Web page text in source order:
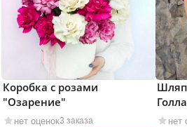
нет оценок3 заказа
Коробка с розами
"Озарение"
нет